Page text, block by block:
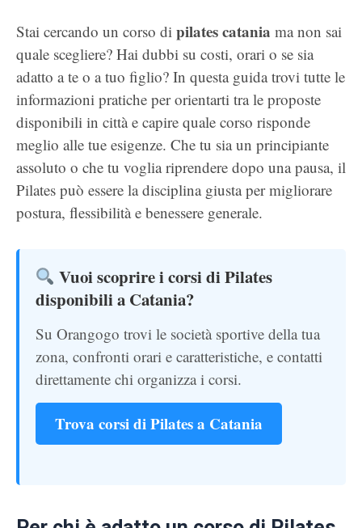
Stai cercando un corso di pilates catania ma non sai
quale scegliere? Hai dubbi su costi, orari o se sia
adatto a te o a tuo figlio? In questa guida trovi tutte le
informazioni pratiche per orientarti tra le proposte
disponibili in città e capire quale corso risponde
meglio alle tue esigenze. Che tu sia un principiante
assoluto o che tu voglia riprendere dopo una pausa, il
Pilates può essere la disciplina giusta per migliorare
postura, flessibilità e benessere generale.
Vuoi scoprire i corsi di Pilates
disponibili a Catania?
Su Orangogo trovi le società sportive della tua
zona, confronti orari e caratteristiche, e contatti
direttamente chi organizza i corsi.
Trova corsi di Pilates a Catania